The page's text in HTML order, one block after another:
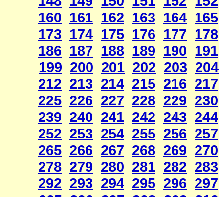
160 161 162 163 164 165
173 174 175 176 177 178
186 187 188 189 190 191
199 200 201 202 203 204
212 213 214 215 216 217
225 226 227 228 229 230
239 240 241 242 243 244
252 253 254 255 256 257
265 266 267 268 269 270
278 279 280 281 282 283
292 293 294 295 296 297